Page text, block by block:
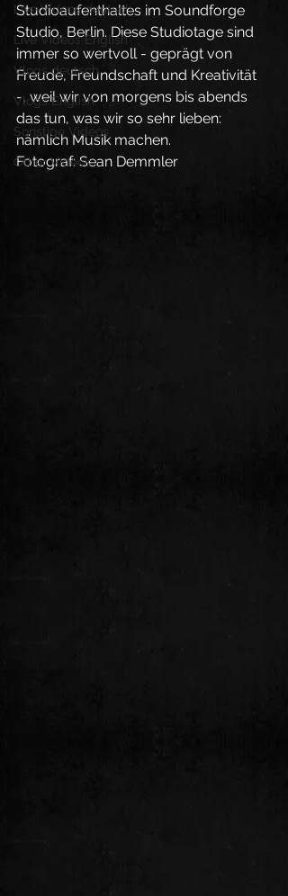
Live Videos deutsch
Live Videos English
Vlogs deutsch
Vlogs English
Sonstige Videos
Other Videos
Studioaufenthaltes im Soundforge
Studio, Berlin. Diese Studiotage sind
immer so wertvoll - geprägt von
Freude, Freundschaft und Kreativität
-, weil wir von morgens bis abends
das tun, was wir so sehr lieben:
nämlich Musik machen.
Fotograf: Sean Demmler